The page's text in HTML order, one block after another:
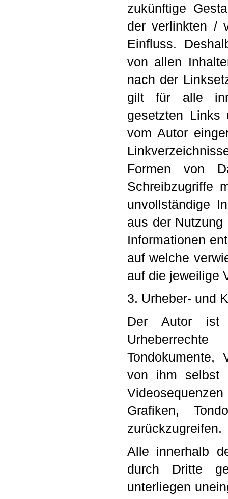
zukünftige
der verlinkten /
Einfluss.
von allen
nach der
gilt für alle
gesetzten Links
vom Autor
Formen von
Schreibzugriffe
unvollständige
aus der Nutzung
Informationen
auf welche
auf die jeweilige
3. Urheber- und
Der Autor ist
Tondokumente,
von ihm selbst
Grafiken,
zurückzugreifen.
Alle innerhalb
durch Dritte
unterliegen